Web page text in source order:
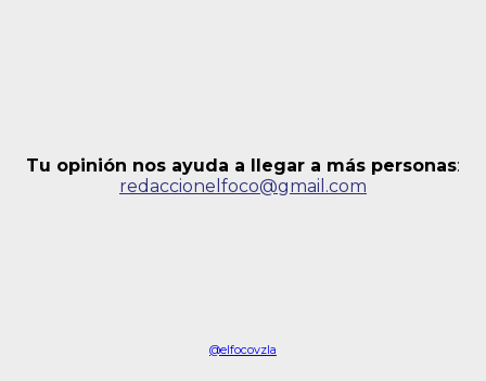
Tu opinión nos ayuda a llegar a más personas:
redaccionelfoco@gmail.com
@elfocovzla